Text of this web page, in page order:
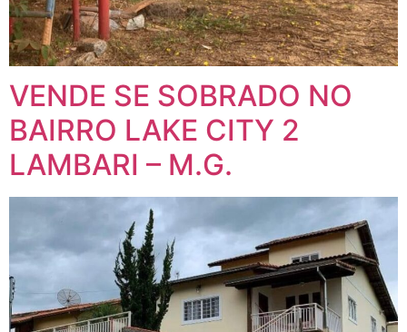
VENDE SE SOBRADO NO
BAIRRO LAKE CITY 2
LAMBARI – M.G.